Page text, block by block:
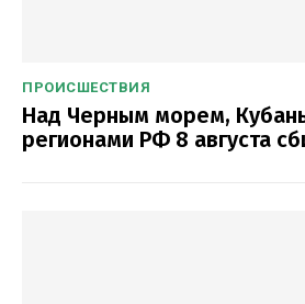
ПРОИСШЕСТВИЯ
Над Черным морем,
регионами РФ 8 августа